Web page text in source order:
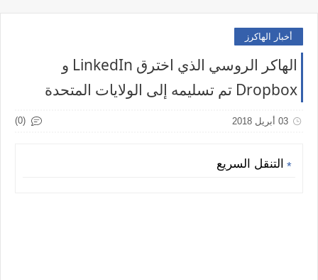
أخبار الهاكرز
الهاكر الروسي الذي اخترق LinkedIn و
Dropbox تم تسليمه إلى الولايات المتحدة
03 أبريل 2018 (0)
التنقل السريع